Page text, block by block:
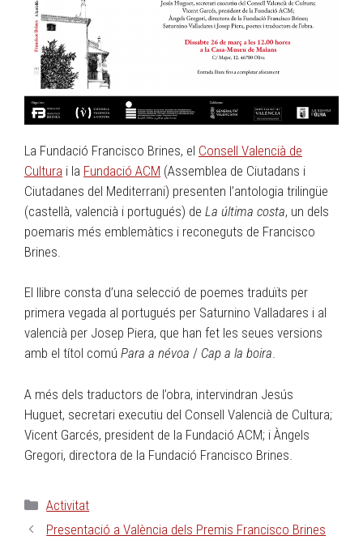
La Fundació Francisco Brines, el Consell Valencià de
Cultura i la Fundació ACM (Assemblea de Ciutadans i
Ciutadanes del Mediterrani) presenten l’antologia trilingüe
(castellà, valencià i portugués) de La última costa, un dels
poemaris més emblemàtics i reconeguts de Francisco
Brines.
El llibre consta d’una selecció de poemes traduïts per
primera vegada al portugués per Saturnino Valladares i al
valencià per Josep Piera, que han fet les seues versions
amb el títol comú Para a névoa / Cap a la boira.
A més dels traductors de l’obra, intervindran Jesús
Huguet, secretari executiu del Consell Valencià de Cultura;
Vicent Garcés, president de la Fundació ACM; i Àngels
Gregori, directora de la Fundació Francisco Brines.
Activitat
Presentació a València dels Premis Francisco Brines